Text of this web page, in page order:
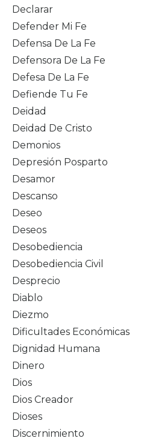
Declarar
Defender Mi Fe
Defensa De La Fe
Defensora De La Fe
Defesa De La Fe
Defiende Tu Fe
Deidad
Deidad De Cristo
Demonios
Depresión Posparto
Desamor
Descanso
Deseo
Deseos
Desobediencia
Desobediencia Civil
Desprecio
Diablo
Diezmo
Dificultades Económicas
Dignidad Humana
Dinero
Dios
Dios Creador
Dioses
Discernimiento